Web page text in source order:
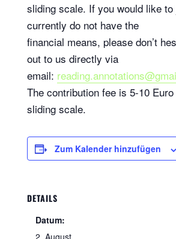
sliding scale. If you would like to
currently do not have the
financial means, please don’t
out to us directly via
email:
The contribution fee is 5-10
sliding scale.
Zum Kalender hinzufügen
DETAILS
Datum: